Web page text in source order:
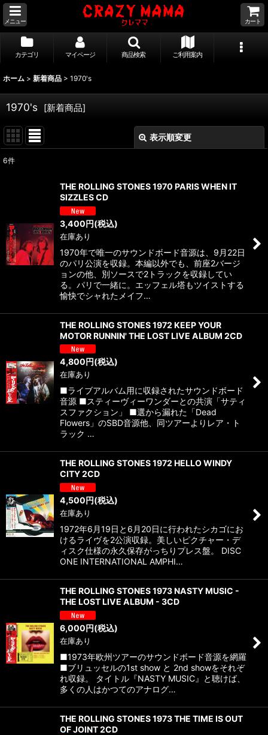
メニュー カート
カテゴリ マイページ 商品検索 ご利用案内
ホーム > 新着商品 > 1970's
1970's [新着商品]
表示順変更
並び順:
絞り込む
6件
THE ROLLING STONES 1970 PARIS WHEN IT
SIZZLES CD
3,400円(税込)
在庫あり
1970年で唯一のサウンドボード音源は、9月22日
のパリ公演を収録。本編以外でも、前座2バージ
ョンの他、別ソースで2トラックを収録してい
る。パリで一緒に。エッフェル塔もツイストする
愉快でシャれたメイフ…
THE ROLLING STONES 1972 KEEP YOUR
MOTOR RUNNIN' THE LOST LIVE ALBUM 2CD
4,800円(税込)
在庫あり
■ライブアルバム用に収録されたサウンドボード
音源 ■スティーヴィーワンダーとの共演「サティ
スファクション」 ■選から漏れた「Dead
Flowers」のSBD音源他、同ツアーよりレア・ト
ラック …
THE ROLLING STONES 1972 HELLO WINDY
CITY 2CD
4,500円(税込)
在庫あり
1972年6月19日と6月20日に行われたシカゴにお
けるライヴを2公演収録。美しいピクチャー・デ
ィスク仕様の永久保存がっちりプレス盤。 DISC
ONE INTERNATIONAL AMPHI…
THE ROLLING STONES 1973 NASTY MUSIC -
THE LOST LIVE ALBUM - 3CD
6,000円(税込)
在庫あり
■1973年欧州ツアーのサウンドボード音源を網羅
■ブリュッセルの1st show と 2nd showをそれぞ
れ収録。 タイトル『NASTY MUSIC』と聴けば、
多くの人はかつてのアナログ…
THE ROLLING STONES 1973 THE TIME IS OUT
OF JOINT 2CD